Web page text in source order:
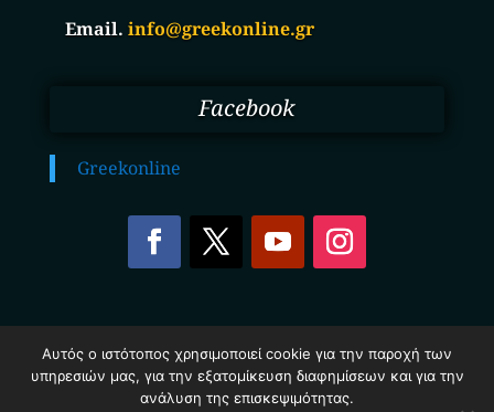
Email.info@greekonline.gr
Facebook
Greekonline
Επιχειρήσεων Ελλάδας – Greekonline.gr. All Rights
Reserved.
Όροι & Προυποθέσεις–Προστασία Προσωπικών
Αυτός ο ιστότοπος χρησιμοποιεί cookie για την παροχή των
υπηρεσιών μας, για την εξατομίκευση διαφημίσεων και για την
ανάλυση της επισκεψιμότητας.